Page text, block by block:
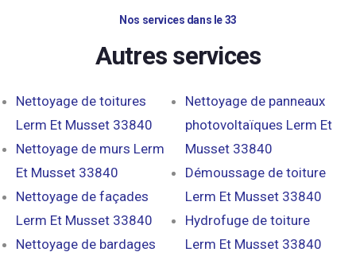
Nos services dans le 33
Autres services
Nettoyage de toitures
Lerm Et Musset 33840
Nettoyage de murs Lerm
Et Musset 33840
Nettoyage de façades
Lerm Et Musset 33840
Nettoyage de bardages
Nettoyage de panneaux
photovoltaïques Lerm Et
Musset 33840
Démoussage de toiture
Lerm Et Musset 33840
Hydrofuge de toiture
Lerm Et Musset 33840